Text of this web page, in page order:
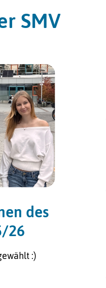
SMV
des
26
:)